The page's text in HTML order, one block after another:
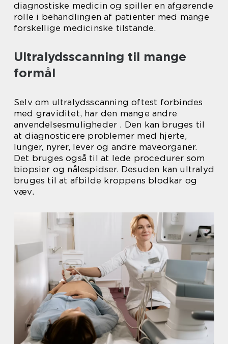
diagnostiske medicin og spiller en afgørende
rolle i behandlingen af patienter med mange
forskellige medicinske tilstande.
Ultralydsscanning til mange
formål
Selv om ultralydsscanning oftest forbindes
med graviditet, har den mange andre
anvendelsesmuligheder . Den kan bruges til
at diagnosticere problemer med hjerte,
lunger, nyrer, lever og andre maveorganer.
Det bruges også til at lede procedurer som
biopsier og nålespidser. Desuden kan ultralyd
bruges til at afbilde kroppens blodkar og
væv.